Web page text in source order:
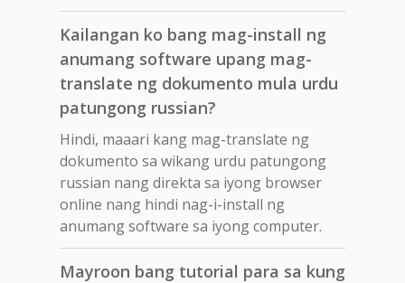
Kailangan ko bang mag-install ng
anumang software upang mag-
translate ng dokumento mula urdu
patungong russian?
Hindi, maaari kang mag-translate ng
dokumento sa wikang urdu patungong
russian nang direkta sa iyong browser
online nang hindi nag-i-install ng
anumang software sa iyong computer.
Mayroon bang tutorial para sa kung